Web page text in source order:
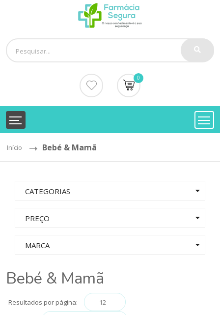
0
Início Bebé & Mamã
CATEGORIAS
PREÇO
MARCA
Bebé & Mamã
Resultados por página: